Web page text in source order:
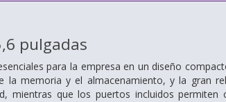
pulgadas
para la empresa en un diseño
la memoria y el almacenamiento, y la gran
mientras que los puertos incluidos